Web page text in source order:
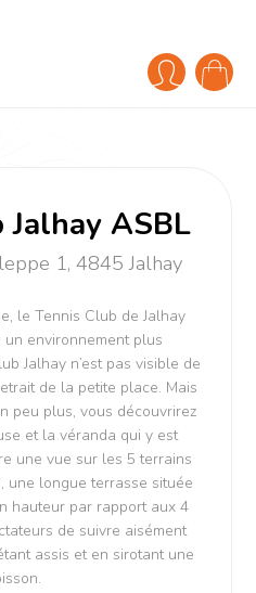
ASBL
1, 4845 Jalhay
le Tennis Club de Jalhay
environnement plus
Jalhay n’est pas visible de
de la petite place. Mais
peu plus, vous découvrirez
et la véranda qui y est
une vue sur les 5 terrains
une longue terrasse située
hauteur par rapport aux 4
de suivre aisément
assis et en sirotant une